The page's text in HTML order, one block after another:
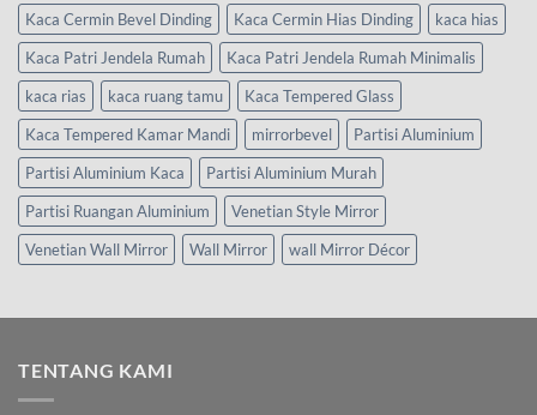
Kaca Cermin Bevel Dinding
Kaca Cermin Hias Dinding
kaca hias
Kaca Patri Jendela Rumah
Kaca Patri Jendela Rumah Minimalis
kaca rias
kaca ruang tamu
Kaca Tempered Glass
Kaca Tempered Kamar Mandi
mirrorbevel
Partisi Aluminium
Partisi Aluminium Kaca
Partisi Aluminium Murah
Partisi Ruangan Aluminium
Venetian Style Mirror
Venetian Wall Mirror
Wall Mirror wall Mirror Décor
TENTANG KAMI